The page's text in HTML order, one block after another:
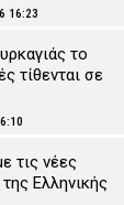
16:23
το
τίθενται σε
τις νέες
Ελληνικής